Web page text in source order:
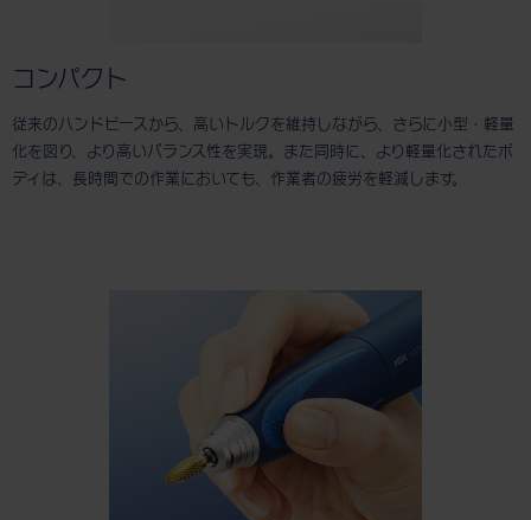
コンパクト
従来のハンドピースから、高いトルクを維持しながら、さらに小型・軽量
化を図り、より高いバランス性を実現。また同時に、より軽量化されたボ
ディは、長時間での作業においても、作業者の疲労を軽減します。